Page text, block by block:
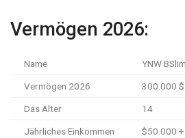
Vermögen 2026:
Name YNW
Vermögen 2026 300.000 $
Das Alter 14
Jährliches Einkommen $50.000 +